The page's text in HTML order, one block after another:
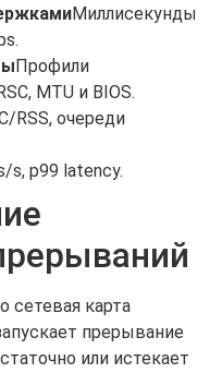
Миллисекунды
Профили
MTU и BIOS.
RSS, очереди
s, p99 latency.
сетевая карта
прерывание
или истекает